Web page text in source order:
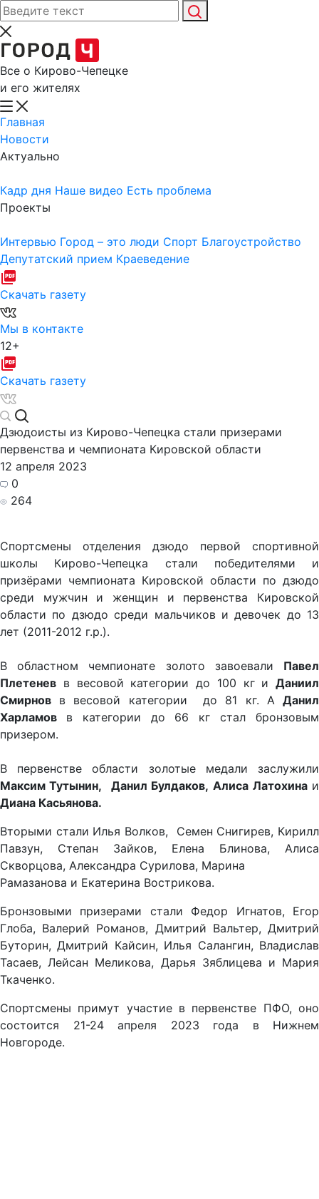
Все о Кирово-Чепецке
и его жителях
Главная
Новости
Актуально
Кадр дня Наше видео Есть проблема
Проекты
Интервью Город – это люди Спорт Благоустройство
Депутатский прием Краеведение
Скачать газету
Мы в контакте
12+
Скачать газету
Дзюдоисты из Кирово-Чепецка стали призерами
первенства и чемпионата Кировской области
12 апреля 2023
0
264
Спортсмены отделения дзюдо первой спортивной
школы Кирово-Чепецка стали победителями и
призёрами чемпионата Кировской области по дзюдо
среди мужчин и женщин и первенства Кировской
области по дзюдо среди мальчиков и девочек до 13
лет (2011-2012 г.р.).
В областном чемпионате золото завоевали Павел
Плетенев в весовой категории до 100 кг и Даниил
Смирнов в весовой категории до 81 кг. А Данил
Харламов в категории до 66 кг стал бронзовым
призером.
В первенстве области золотые медали заслужили
Максим Тутынин,
Данил Булдаков, Алиса Латохинаи
Диана Касьянова.
Вторыми стали Илья Волков, Семен Снигирев, Кирилл
Павзун, Степан Зайков, Елена Блинова, Алиса
Скворцова, Александра Сурилова, Марина
Рамазанова и Екатерина Вострикова.
Бронзовыми призерами стали Федор Игнатов, Егор
Глоба, Валерий Романов, Дмитрий Вальтер, Дмитрий
Буторин, Дмитрий Кайсин, Илья Салангин, Владислав
Тасаев, Лейсан Меликова, Дарья Зяблицева и Мария
Ткаченко.
Спортсмены примут участие в первенстве ПФО, оно
состоится 21-24 апреля 2023 года в Нижнем
Новгороде.